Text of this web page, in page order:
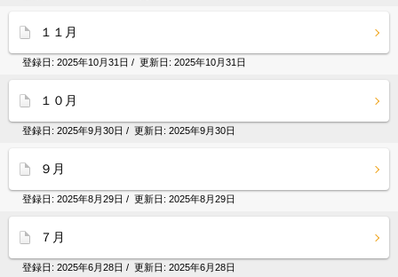
１１月
登録日: 2025年10月31日 / 更新日: 2025年10月31日
１０月
登録日: 2025年9月30日 / 更新日: 2025年9月30日
９月
登録日: 2025年8月29日 / 更新日: 2025年8月29日
７月
登録日: 2025年6月28日 / 更新日: 2025年6月28日